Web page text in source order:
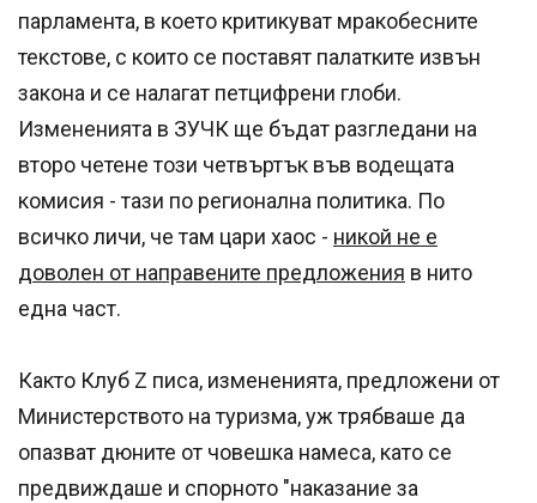
парламента, в което критикуват мракобесните
текстове, с които се поставят палатките извън
закона и се налагат петцифрени глоби.
Измененията в ЗУЧК ще бъдат разгледани на
второ четене този четвъртък във водещата
комисия - тази по регионална политика. По
всичко личи, че там цари хаос - никой не е
доволен от направените предложения в нито
една част.
Както Клуб Z писа, измененията, предложени от
Министерството на туризма, уж трябваше да
опазват дюните от човешка намеса, като се
предвиждаше и спорното "наказание за